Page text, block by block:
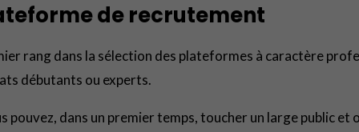
de recrutement
rang dans la sélection des plateformes à caractère
débutants ou experts.
dans un premier temps, toucher un large public